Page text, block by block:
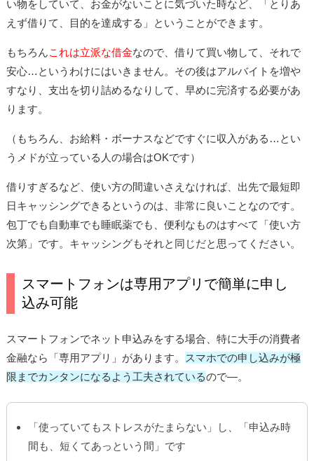
い物をしていて、お金がないことに気づいた時など、「とりあ
えず借りて、目的を達成する」ということができます。
もちろんこれは立派な借金なので、借りて買い物して、それで
安心…というわけにはいきません。その後はアルバイトを増や
すなり、支出を切り詰めるなりして、早めに完済する必要があ
ります。
（もちろん、お給料・ボーナスなどですぐに収入がある…とい
うメドが立っている人の場合はOKです）
借りすぎるなど、使い方の間違いさえなければ、出先で最短即
日キャッシングできるというのは、非常に良いことなのです。
包丁でも自動車でも睡眠薬でも、便利なものはすべて「使い方
次第」です。キャッシングもそれと同じだと思ってください。
スマートフォンは専用アプリで簡単に申し
込み可能
スマートフォンでネット申込みをする場合、特に大手の消費者
金融なら「専用アプリ」があります。
スマホでの申し込みが極
限までカンタンになるよう工夫されているので―。
「使っていてもストレスがたまらない」し、「申込み時
間も、短くてあっという間」です